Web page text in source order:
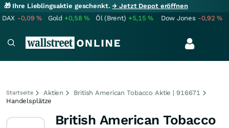
🎁 Ihre Lieblingsaktie geschenkt.→ Jetzt Depot eröffnen
DAX -0,09% Gold +0,58% Öl (Brent) +5,15% Dow Jones -0,92%
Startseite Aktien
British American Tobacco Aktie | 916671
Handelsplätze
British American Tobacco